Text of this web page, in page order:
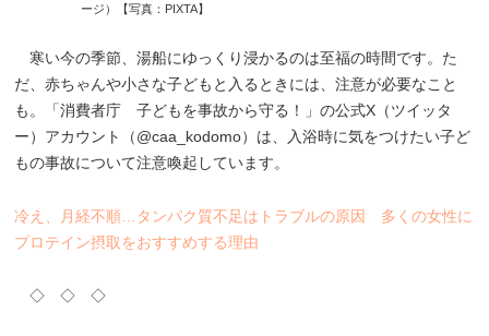
ージ）【写真：PIXTA】
寒い今の季節、湯船にゆっくり浸かるのは至福の時間です。た
だ、赤ちゃんや小さな子どもと入るときには、注意が必要なこと
も。「消費者庁 子どもを事故から守る！」の公式X（ツイッタ
ー）アカウント（@caa_kodomo）は、入浴時に気をつけたい子ど
もの事故について注意喚起しています。
冷え、月経不順…タンパク質不足はトラブルの原因 多くの女性に
プロテイン摂取をおすすめする理由
◇ ◇ ◇